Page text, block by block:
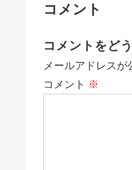
コメント
コメントをど
メールアドレス
コメント ※